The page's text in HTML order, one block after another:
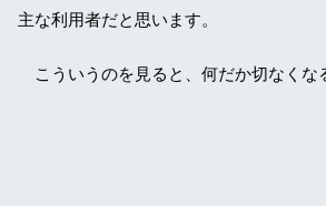
主な利用者だと思います。
こういうのを見ると、何だか切なくな